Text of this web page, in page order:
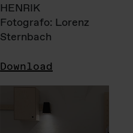
HENRIK
Fotografo: Lorenz
Sternbach
Download